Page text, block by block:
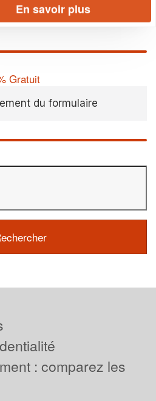
OpenStreetMap contributors,
Gratuit
du formulaire
En savoir plus
: comparez les